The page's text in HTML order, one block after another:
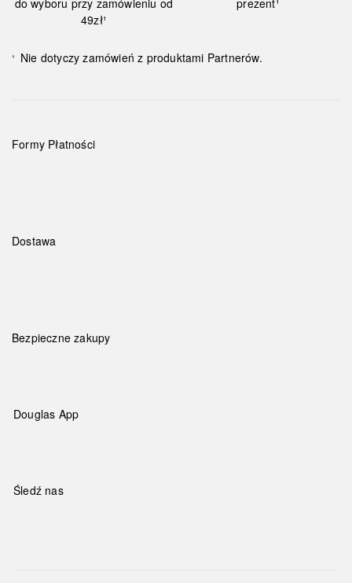
49zł¹
¹ Nie dotyczy zamówień z produktami Partnerów.
Formy Płatności
Dostawa
Bezpieczne zakupy
Douglas App
Śledź nas